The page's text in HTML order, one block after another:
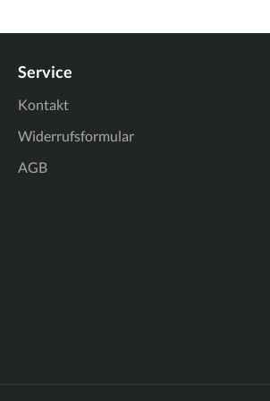
Service
Kontakt
Widerrufsformular
AGB